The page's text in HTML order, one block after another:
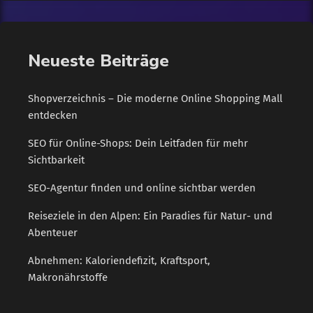
Neueste Beiträge
Shopverzeichnis – Die moderne Online Shopping Mall
entdecken
SEO für Online-Shops: Dein Leitfaden für mehr
Sichtbarkeit
SEO-Agentur finden und online sichtbar werden
Reiseziele in den Alpen: Ein Paradies für Natur- und
Abenteuer
Abnehmen: Kaloriendefizit, Kraftsport,
Makronährstoffe